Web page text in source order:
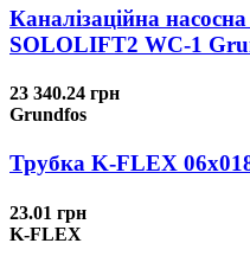
Каналізаційна
SOLOLIFT2 WC-1
23 340.24 грн
Grundfos
Трубка K-FLEX
23.01 грн
K-FLEX